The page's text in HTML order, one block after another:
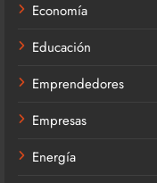
Economía
Educación
Emprendedores
Empresas
Energía